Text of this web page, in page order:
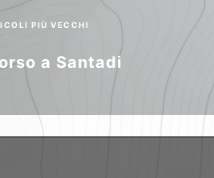
PIÙ VECCHI
a Santadi